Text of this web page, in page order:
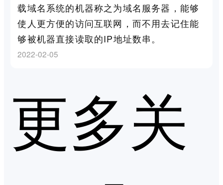
载域名系统的机器称之为域名服务器，能够
使人更方便的访问互联网，而不用去记住能
够被机器直接读取的IP地址数串。
2022-02-05
更多关